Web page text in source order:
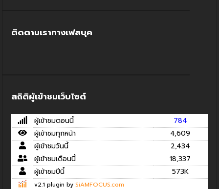
ติดตามเราทางเฟสบุค
สถิติผู้เข้าชมเว็บไซต์
ผู้เข้าชมตอนนี้
784
ผู้เข้าชมทุกหน้า
4,609
ผู้เข้าชมวันนี้
2,434
ผู้เข้าชมเดือนนี้
18,337
ผู้เข้าชมปีนี้
573K
v2.1 plugin by SiAMFOCUS.com